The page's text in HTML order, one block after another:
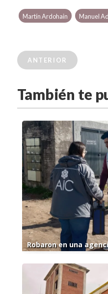
Martín Ardohain Manuel
ANTERIOR
También te
Robaron en una